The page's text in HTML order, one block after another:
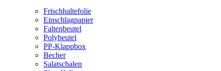
Frischhaltefolie
Einschlagpapier
Faltenbeutel
Polybeutel
PP-Klappbox
Becher
Salatschalen